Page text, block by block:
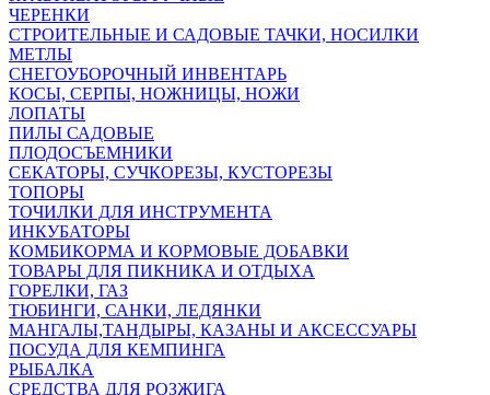
ЧЕРЕНКИ
СТРОИТЕЛЬНЫЕ И САДОВЫЕ ТАЧКИ, НОСИЛКИ
МЕТЛЫ
СНЕГОУБОРОЧНЫЙ ИНВЕНТАРЬ
КОСЫ, СЕРПЫ, НОЖНИЦЫ, НОЖИ
ЛОПАТЫ
ПИЛЫ САДОВЫЕ
ПЛОДОСЪЕМНИКИ
СЕКАТОРЫ, СУЧКОРЕЗЫ, КУСТОРЕЗЫ
ТОПОРЫ
ТОЧИЛКИ ДЛЯ ИНСТРУМЕНТА
ИНКУБАТОРЫ
КОМБИКОРМА И КОРМОВЫЕ ДОБАВКИ
ТОВАРЫ ДЛЯ ПИКНИКА И ОТДЫХА
ГОРЕЛКИ, ГАЗ
ТЮБИНГИ, САНКИ, ЛЕДЯНКИ
МАНГАЛЫ,ТАНДЫРЫ, КАЗАНЫ И АКСЕССУАРЫ
ПОСУДА ДЛЯ КЕМПИНГА
РЫБАЛКА
СРЕДСТВА ДЛЯ РОЗЖИГА